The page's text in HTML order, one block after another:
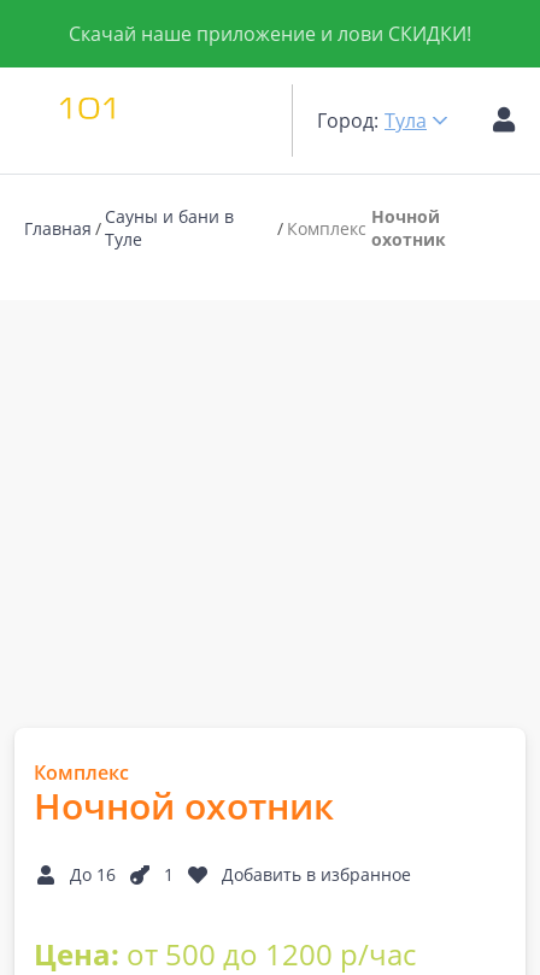
Скачай наше приложение и лови СКИДКИ!
Город: Тула
Главная
Сауны и бани в
Туле
Комплекс Ночной
охотник
Комплекс
Ночной охотник
До 16 1 Добавить в избранное
Цена: от 500 до 1200 р/час